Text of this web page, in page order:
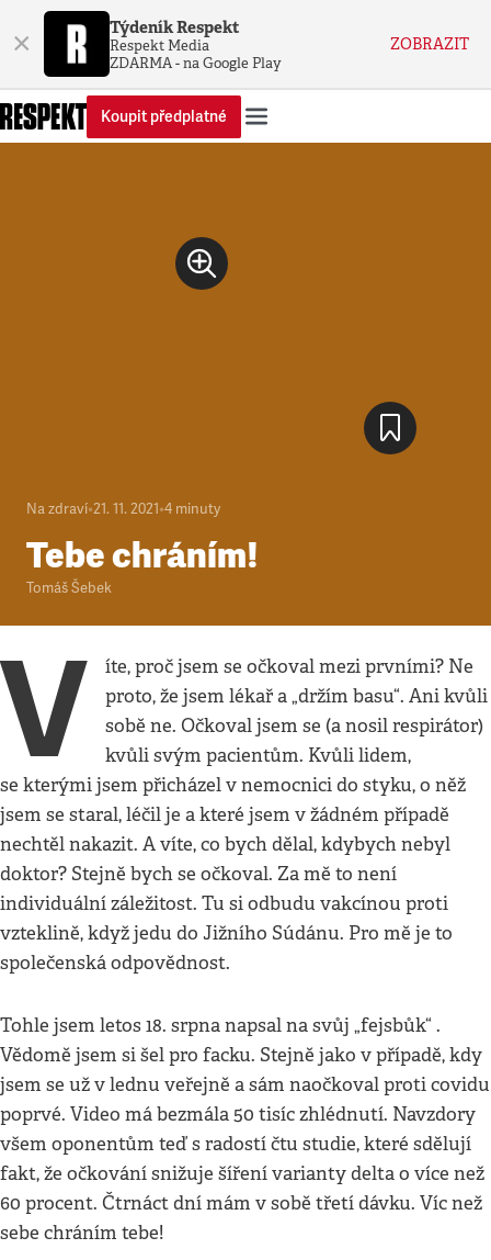
× Týdeník Respekt
Respekt Media
ZDARMA - na Google Play
ZOBRAZIT
Koupit předplatné
Na zdraví•21. 11. 2021•4 minuty
Tebe chráním!
Tomáš Šebek
V
íte, proč jsem se očkoval mezi prvními? Ne
proto, že jsem lékař a „držím basu“. Ani kvůli
sobě ne. Očkoval jsem se (a nosil respirátor)
kvůli svým pacientům. Kvůli lidem,
se kterými jsem přicházel v nemocnici do styku, o něž
jsem se staral, léčil je a které jsem v žádném případě
nechtěl nakazit. A víte, co bych dělal, kdybych nebyl
doktor? Stejně bych se očkoval. Za mě to není
individuální záležitost. Tu si odbudu vakcínou proti
vzteklině, když jedu do Jižního Súdánu. Pro mě je to
společenská odpovědnost.
Tohle jsem letos 18. srpna napsal na svůj „fejsbůk“ .
Vědomě jsem si šel pro facku. Stejně jako v případě, kdy
jsem se už v lednu veřejně a sám naočkoval proti covidu
poprvé. Video má bezmála 50 tisíc zhlédnutí. Navzdory
všem oponentům teď s radostí čtu studie, které sdělují
fakt, že očkování snižuje šíření varianty delta o více než
60 procent. Čtrnáct dní mám v sobě třetí dávku. Víc než
sebe chráním tebe!